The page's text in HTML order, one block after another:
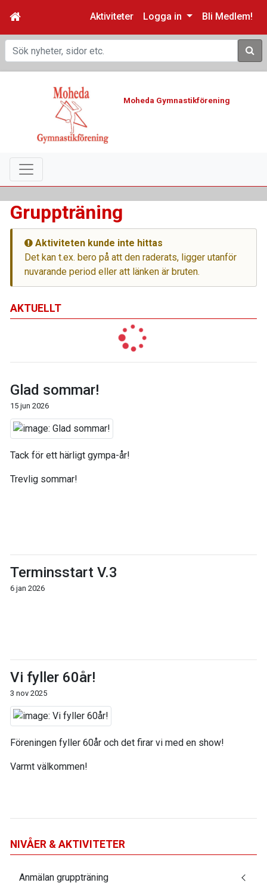
Aktiviteter Logga in Bli Medlem!
Sök
Moheda Gymnastikförening
AKTUELLT
Glad sommar!
15 jun 2026
Tack för ett härligt gympa-år!
Trevlig sommar!
Terminsstart V.3
6 jan 2026
Vi fyller 60år!
3 nov 2025
Föreningen fyller 60år och det firar vi med en show!
Varmt välkommen!
Gruppträning
Aktiviteten kunde inte hittas
Det kan t.ex. bero på att den raderats, ligger utanför
nuvarande period eller att länken är bruten.
NIVÅER & AKTIVITETER
Anmälan gruppträning